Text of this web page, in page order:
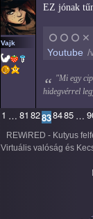
Vajk
EZ jónak
⭘ ⭘ ⭘ ✕
Youtube /
"Mi egy
hidegvérrel
1 … 81 82838485 …
REWiRED - Kutyus
Virtuális valóság és